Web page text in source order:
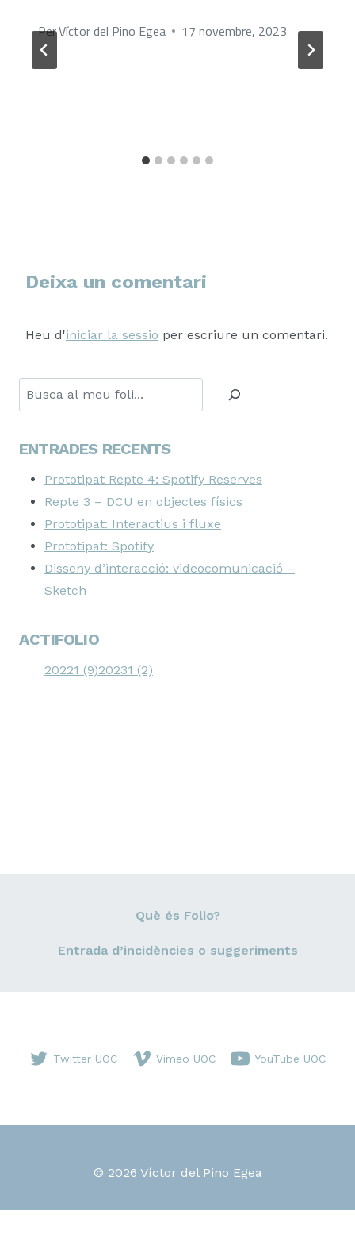
PerVíctor del Pino Egea 17 novembre, 2023
Deixa un comentari
Heu d'iniciar la sessió per escriure un comentari.
Cerca
ENTRADES RECENTS
Prototipat Repte 4: Spotify Reserves
Repte 3 – DCU en objectes físics
Prototipat: Interactius i fluxe
Prototipat: Spotify
Disseny d’interacció: videocomunicació –
Sketch
ACTIFOLIO
20221 (9)20231 (2)
Què és Folio?
Entrada d’incidències o suggeriments
Twitter UOC Vimeo UOC YouTube UOC
© 2026 Víctor del Pino Egea